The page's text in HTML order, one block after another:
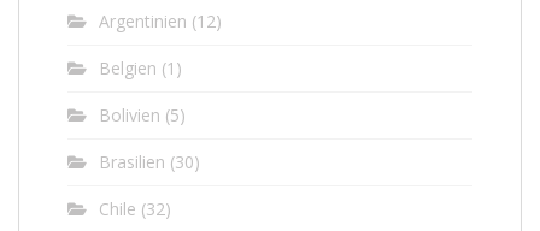
Argentinien (12)
Belgien (1)
Bolivien (5)
Brasilien (30)
Chile (32)